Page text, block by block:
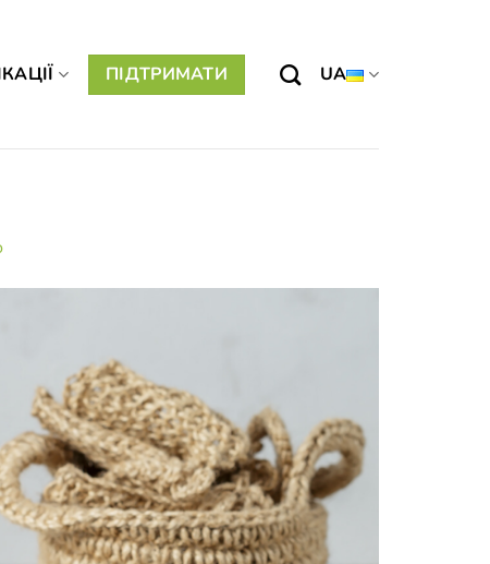
ПІДТРИМАТИ UA